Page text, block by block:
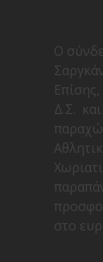
Ο
Δ.Σ.
στο